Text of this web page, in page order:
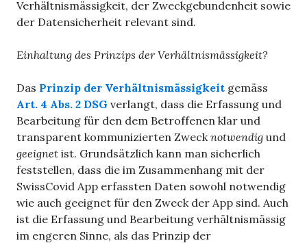
Verhältnismässigkeit, der Zweckgebundenheit sowie
der Datensicherheit relevant sind.
Einhaltung des Prinzips der Verhältnismässigkeit?
Das Prinzip der Verhältnismässigkeit gemäss
Art. 4 Abs. 2 DSG verlangt, dass die Erfassung und
Bearbeitung für den dem Betroffenen klar und
transparent kommunizierten Zwecknotwendig und
geeignet ist. Grundsätzlich kann man sicherlich
feststellen, dass die im Zusammenhang mit der
SwissCovid App erfassten Daten sowohl notwendig
wie auch geeignet für den Zweck der App sind. Auch
ist die Erfassung und Bearbeitung verhältnismässig
im engeren Sinne, als das Prinzip der